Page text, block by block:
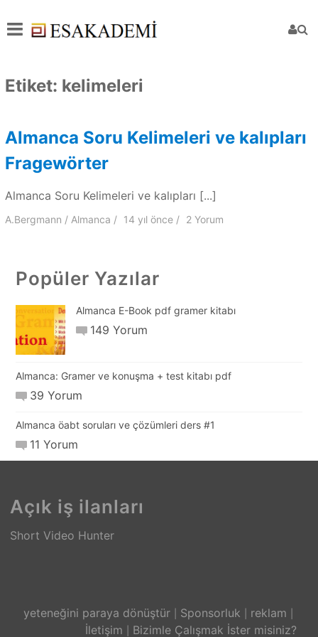
Etiket: kelimeleri
Almanca Soru Kelimeleri ve kalıpları
Fragewörter
Almanca Soru Kelimeleri ve kalıpları [...]
A.Bergmann Almanca 14 yılönce 2 Yorum
Popüler Yazılar
Almanca E-Book pdf gramer kitabı
149 Yorum
Almanca: Gramer ve konuşma + test kitabı pdf
39 Yorum
Almanca öabt soruları ve çözümleri ders #1
11 Yorum
Açık iş ilanları
Short Video Hunter
yeteneğini paraya dönüştür Sponsorluk
reklam
İletişim
Bizimle Çalışmak İster misiniz?